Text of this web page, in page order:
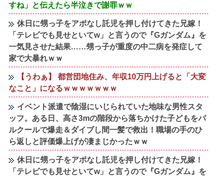
すね」と伝えたら半泣きで謝罪ｗｗ
休日に甥っ子をアポなし託児を押し付けてきた兄嫁！
「テレビでも見せといてw」と言うので『Gガンダム』を
一気見させた結果……甥っ子が重度の中二病を発症して
家で大暴れｗｗ
【うわぁ】 都営団地住み、年収10万円上げると「大変
なこと」になるｗｗｗｗｗｗｗ
イベント派遣で陰湿にいじられていた地味な男性スタ
ッフ。ある日、高さ3mの階段から落ちかけた子どもをパ
ルクールで爆走＆ダイブし間一髪で救出！職場の手のひ
ら返しと評価爆上げが凄まじかったｗｗ
休日に甥っ子をアポなし託児を押し付けてきた兄嫁！
「テレビでも見せといてw」と言うので『Gガンダム』を